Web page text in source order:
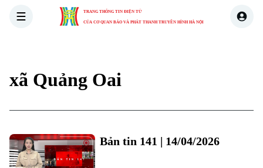
TRANG THÔNG TIN ĐIỆN TỬ
CỦA CƠ QUAN BÁO VÀ PHÁT THANH TRUYỀN HÌNH HÀ NỘI
xã Quảng Oai
Bản tin 141 | 14/04/2026